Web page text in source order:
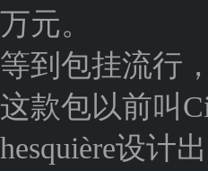
万元。
等到包挂流行
这款包以前叫
hesquière设计